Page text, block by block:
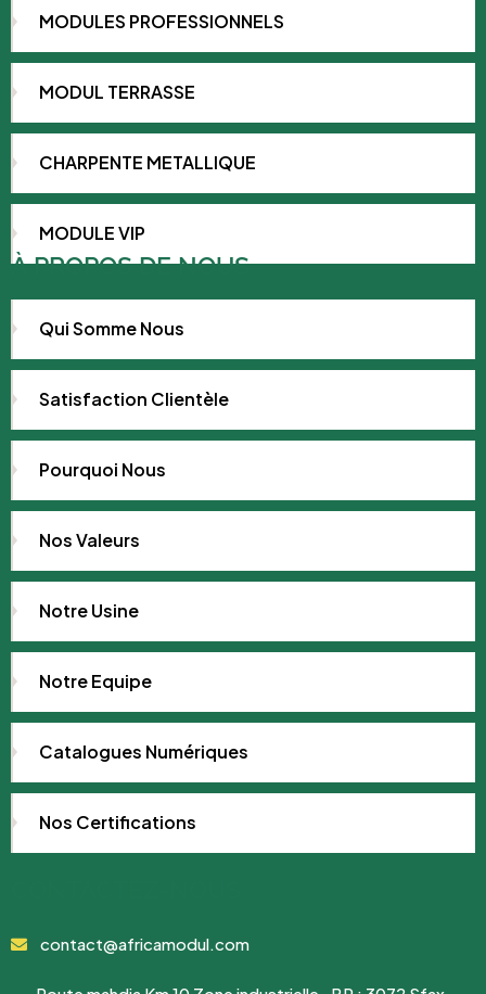
MODULES PROFESSIONNELS
MODUL TERRASSE
CHARPENTE METALLIQUE
MODULE VIP
À PROPOS DE NOUS
Qui Somme Nous
Satisfaction Clientèle
Pourquoi Nous
Nos Valeurs
Notre Usine
Notre Equipe
Catalogues Numériques
Nos Certifications
contact@africamodul.com